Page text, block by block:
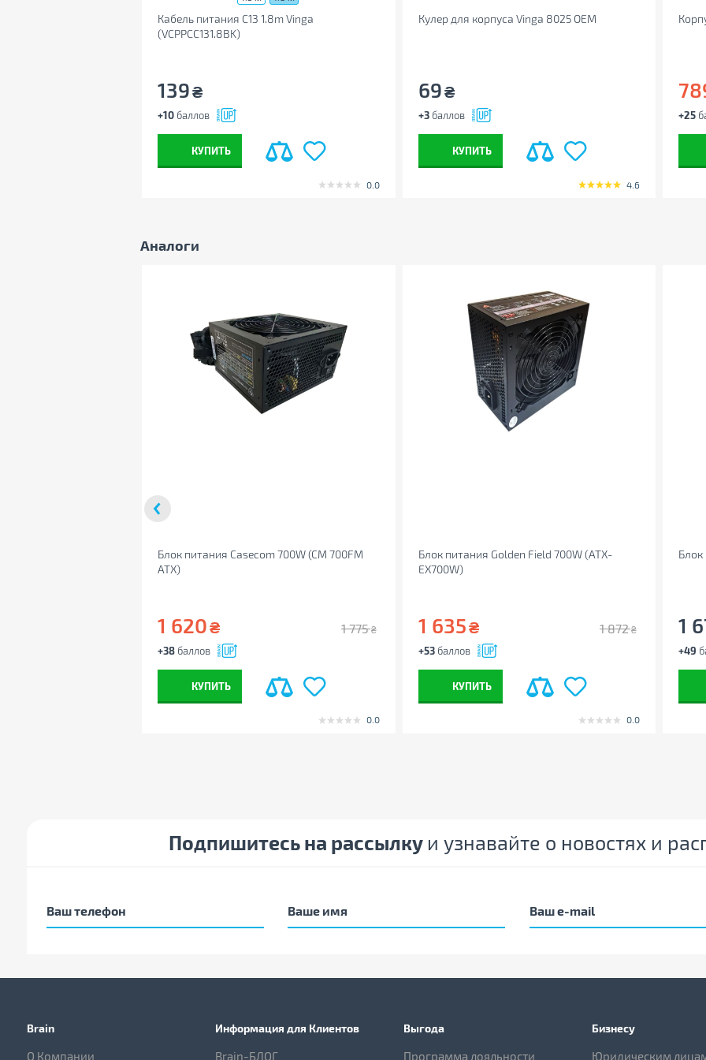
Производитель может менять свойства, характеристики,
уведомления
Кабель питания C13 1.8m Vinga
(VCPPCC131.8BK)
139₴
+10 баллов
КУПИТЬ
0.0
Кулер для корпуса Vinga 8025 ОЕМ
69₴
+3баллов
КУПИТЬ
4.6
+25
Аналоги
Блок питания Casecom 700W (CM 700FM
ATX)
1 620₴ 1 775 ₴
+38 баллов
КУПИТЬ
0.0
Блок питания Golden Field 700W (ATX-
EX700W)
1 635₴ 1 872 ₴
+53баллов
КУПИТЬ
0.0
Блок
1
+49
Подпишитесь на рассылку и узнавайте о новостях и
Brain
О Компании
Информация для Клиентов
Brain-БЛОГ
Выгода
Программа лояльности
Бизнесу
Юридическим